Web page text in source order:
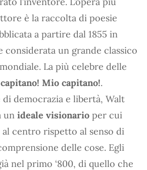
è la raccolta di poesie
a partire dal 1855 in
considerata un grande classico
La più celebre delle
Mio capitano!.
democrazia e libertà, Walt
un ideale visionario per cui
al centro rispetto al senso di
delle cose. Egli
nel primo ‘800, di quello che